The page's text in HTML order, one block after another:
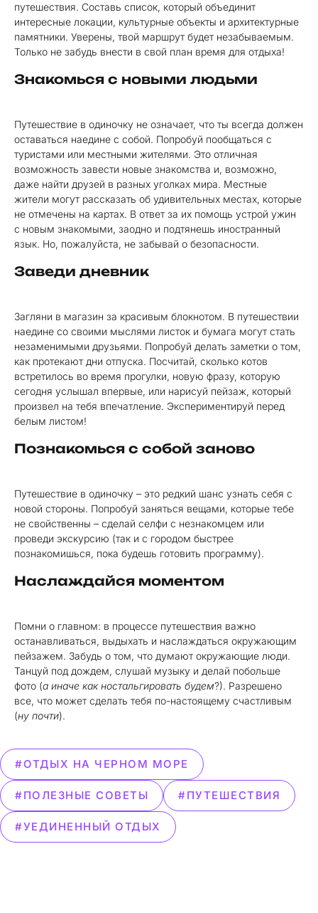
путешествия. Составь список, который объединит
интересные локации, культурные объекты и архитектурные
памятники. Уверены, твой маршрут будет незабываемым.
Только не забудь внести в свой план время для отдыха!
Знакомься с новыми людьми
Путешествие в одиночку не означает, что ты всегда должен
оставаться наедине с собой. Попробуй пообщаться с
туристами или местными жителями. Это отличная
возможность завести новые знакомства и, возможно,
даже найти друзей в разных уголках мира. Местные
жители могут рассказать об удивительных местах, которые
не отмечены на картах. В ответ за их помощь устрой ужин
с новым знакомыми, заодно и подтянешь иностранный
язык. Но, пожалуйста, не забывай о безопасности.
Заведи дневник
Загляни в магазин за красивым блокнотом. В путешествии
наедине со своими мыслями листок и бумага могут стать
незаменимыми друзьями. Попробуй делать заметки о том,
как протекают дни отпуска. Посчитай, сколько котов
встретилось во время прогулки, новую фразу, которую
сегодня услышал впервые, или нарисуй пейзаж, который
произвел на тебя впечатление. Экспериментируй перед
белым листом!
Познакомься с собой заново
Путешествие в одиночку – это редкий шанс узнать себя с
новой стороны. Попробуй заняться вещами, которые тебе
не свойственны – сделай селфи с незнакомцем или
проведи экскурсию (так и с городом быстрее
познакомишься, пока будешь готовить программу).
Наслаждайся моментом
Помни о главном: в процессе путешествия важно
останавливаться, выдыхать и наслаждаться окружающим
пейзажем. Забудь о том, что думают окружающие люди.
Танцуй под дождем, слушай музыку и делай побольше
фото (а иначе как ностальгировать будем?). Разрешено
все, что может сделать тебя по-настоящему счастливым
(ну почти).
#ОТДЫХ НА ЧЕРНОМ МОРЕ
#ПОЛЕЗНЫЕ СОВЕТЫ #ПУТЕШЕСТВИЯ
#УЕДИНЕННЫЙ ОТДЫХ